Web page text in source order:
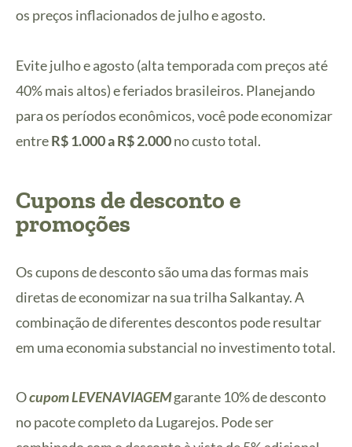
os preços inflacionados de julho e agosto.
Evite julho e agosto (alta temporada com preços até
40% mais altos) e feriados brasileiros. Planejando
para os períodos econômicos, você pode economizar
entreR$ 1.000 a R$ 2.000no custo total.
Cupons de desconto e
promoções
Os cupons de desconto são uma das formas mais
diretas de economizar na sua trilha Salkantay. A
combinação de diferentes descontos pode resultar
em uma economia substancial no investimento total.
Ocupom LEVENAVIAGEMgarante 10% de desconto
no pacote completo da Lugarejos. Pode ser